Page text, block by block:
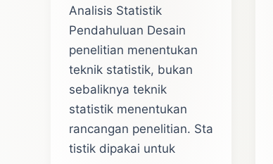
Analisis Statistik
Pendahuluan Desain
penelitian menentukan
teknik statistik, bukan
sebaliknya teknik
statistik menentukan
rancangan penelitian. Sta
tistik dipakai untuk